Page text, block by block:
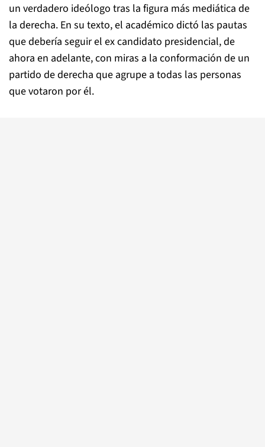
un verdadero ideólogo tras la figura más mediática de
la derecha. En su texto, el académico dictó las pautas
que debería seguir el ex candidato presidencial, de
ahora en adelante, con miras a la conformación de un
partido de derecha que agrupe a todas las personas
que votaron por él.